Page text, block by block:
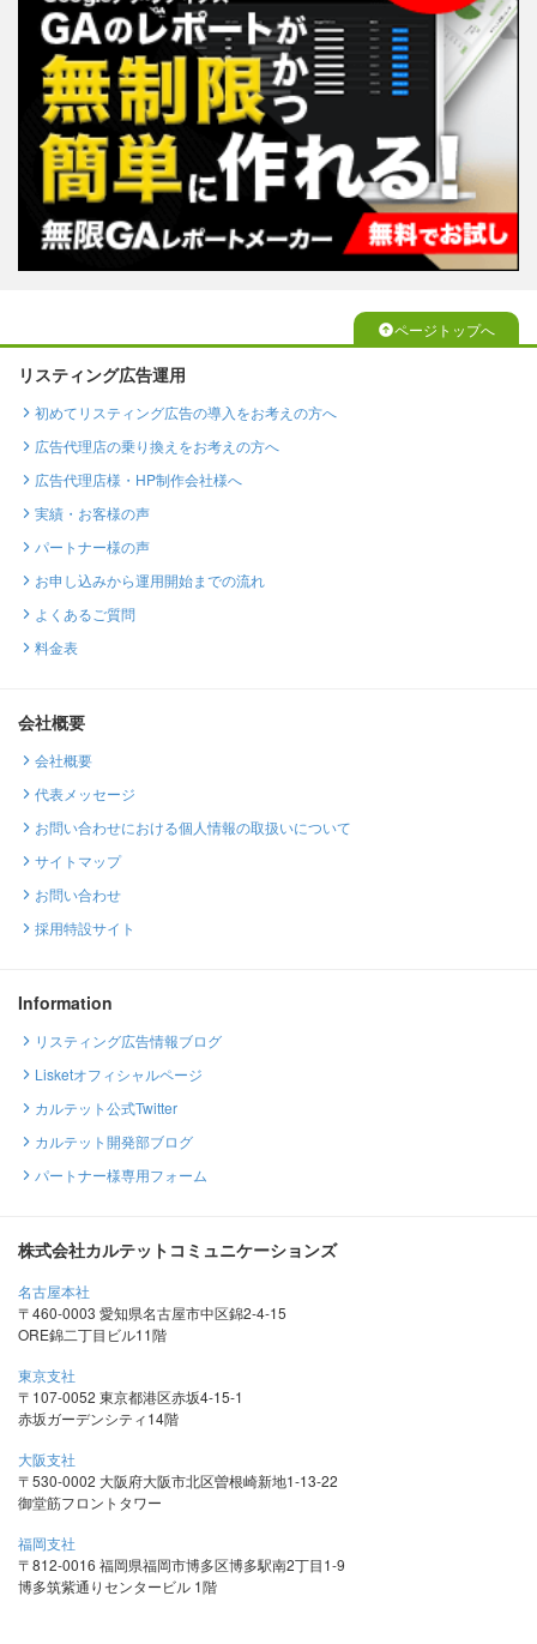
ページトップへ
リスティング広告運用
初めてリスティング広告の導入をお考えの方へ
広告代理店の乗り換えをお考えの方へ
広告代理店様・HP制作会社様へ
実績・お客様の声
パートナー様の声
お申し込みから運用開始までの流れ
よくあるご質問
料金表
会社概要
会社概要
代表メッセージ
お問い合わせにおける個人情報の取扱いについて
サイトマップ
お問い合わせ
採用特設サイト
Information
リスティング広告情報ブログ
Lisketオフィシャルページ
カルテット公式Twitter
カルテット開発部ブログ
パートナー様専用フォーム
株式会社カルテットコミュニケーションズ
名古屋本社
〒460-0003 愛知県名古屋市中区錦2-4-15
ORE錦二丁目ビル11階
東京支社
〒107-0052 東京都港区赤坂4-15-1
赤坂ガーデンシティ14階
大阪支社
〒530-0002 大阪府大阪市北区曽根崎新地1-13-22
御堂筋フロントタワー
福岡支社
〒812-0016 福岡県福岡市博多区博多駅南2丁目1-9
博多筑紫通りセンタービル 1階